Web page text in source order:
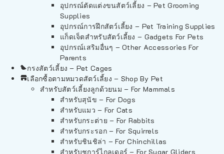
อุปกรณ์ตัดแต่งขนสัตว์เลี้ยง – Pet Grooming
Supplies
อุปกรณ์การฝึกสัตว์เลี้ยง – Pet Training Supplies
แก็ดเจ็ตสำหรับสัตว์เลี้ยง – Gadgets For Pets
อุปกรณ์เสริมอื่นๆ – Other Accessories For
Parents
กรงสัตว์เลี้ยง – Pet Cages
เลือกซื้อตามหมวดสัตว์เลี้ยง – Shop By Pet
สำหรับสัตว์เลี้ยงลูกด้วยนม – For Mammals
สำหรับสุนัข – For Dogs
สำหรับแมว – For Cats
สำหรับกระต่าย – For Rabbits
สำหรับกระรอก – For Squirrels
สำหรับชินชิล่า – For Chinchillas
สำหรับชูการ์ไกลเดอร์ – For Sugar Gliders